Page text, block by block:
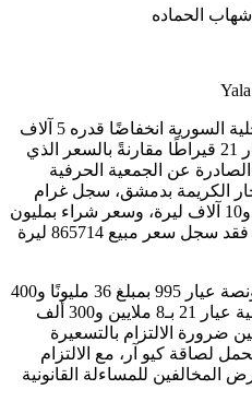
الحماده
شهد سعر الذهب في السوق المحلية السورية انخفاضًا قدره 5 آلاف
ليرة سورية للغرام الواحد من عيار 21 قيراطًا مقارنةً بالسعر الذي
عن الجمعية الحرفية
الكريمة بدمشق، سجل غرام
الذهب عيار 21 سعر مبيع بمليون و10 آلاف ليرة، وسعر شراء بمليون
و9 آلاف ليرة. أما الغرام عيار 18، فقد سجل سعر مبيع 865714 ليرة
كما حددت الجمعية سعر مبيع الأونصة عيار 995 بمبلغ 36 مليونًا و400
ألف ليرة، وسعر مبيع الليرة الذهبية عيار 21 بـ8 ملايين و300 ألف
ضرورة الالتزام بالتسعيرة
لصاقة كيو آر، مع الالتزام
المخالفين للمساءلة القانونية